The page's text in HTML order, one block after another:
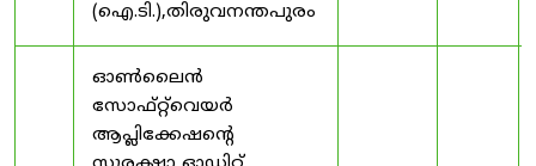
(ഐ.ടി.),തിരുവനന്തപുരം
ഓൺലൈൻ
സോഫ്റ്റ്‌വെയർ
ആപ്ലിക്കേഷന്റെ